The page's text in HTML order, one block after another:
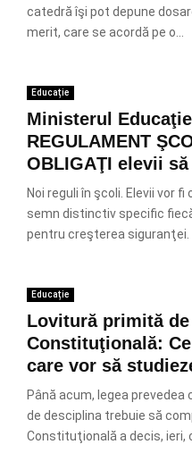
catedră îşi pot depune
merit, care se acordă pe o...
Educație
Ministerul
REGULAMENT
OBLIGAŢI elevii
Noi reguli în şcoli. Elevii vor
semn distinctiv specific
pentru creşterea siguranţei.
Educație
Lovitură primită
Constituţională:
care vor să
Până acum, legea
de desciplina trebuie să
Constituţională a decis, ieri,